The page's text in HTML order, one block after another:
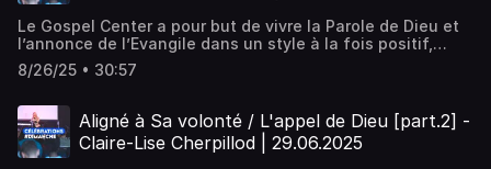
puissance.
Le Gospel Center a pour but de vivre la Parole de Dieu et
l’annonce de l’Evangile dans un style à la fois positif,
pratique et puissant. Positif, en encourageant un style de
vie chrétien qui motive, construit et développe les dons
activités qui rejoignent la vie de tous les jours. Puissant,
en vivant la dimension de la guérison et du miraculeux.
Nous sommes une église désirant vivre la présence
8/26/25 • 30:57
Aligné à Sa volonté / L'appel de Dieu [part.2] -
Claire-Lise Cherpillod | 29.06.2025